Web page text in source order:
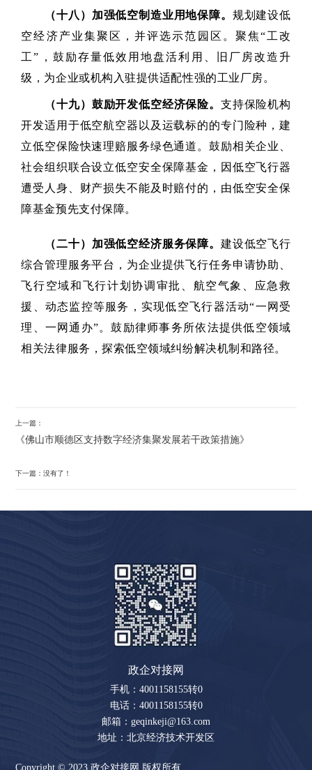
（十八）加强低空制造业用地保障。 规划建设低
空经济产业集聚区，并评选示范园区。聚焦“工改
工”，鼓励存量低效用地盘活利用、旧厂房改造升
级，为企业或机构入驻提供适配性强的工业厂房。
（十九）鼓励开发低空经济保险。 支持保险机构
开发适用于低空航空器以及运载标的的专门险种，建
立低空保险快速理赔服务绿色通道。鼓励相关企业、
社会组织联合设立低空安全保障基金，因低空飞行器
遭受人身、财产损失不能及时赔付的，由低空安全保
障基金预先支付保障。
（二十）加强低空经济服务保障。 建设低空飞行
综合管理服务平台，为企业提供飞行任务申请协助、
飞行空域和飞行计划协调审批、航空气象、应急救
援、动态监控等服务，实现低空飞行器活动“一网受
理、一网通办”。鼓励律师事务所依法提供低空领域
相关法律服务，探索低空领域纠纷解决机制和路径。
上一篇：
《佛山市顺德区支持数字经济集聚发展若干政策措施》
下一篇：没有了！
政企对接网
手机：4001158155转0
电话：4001158155转0
邮箱：geqinkeji@163.com
地址：北京经济技术开发区
Copyright © 2023 政企对接网 版权所有